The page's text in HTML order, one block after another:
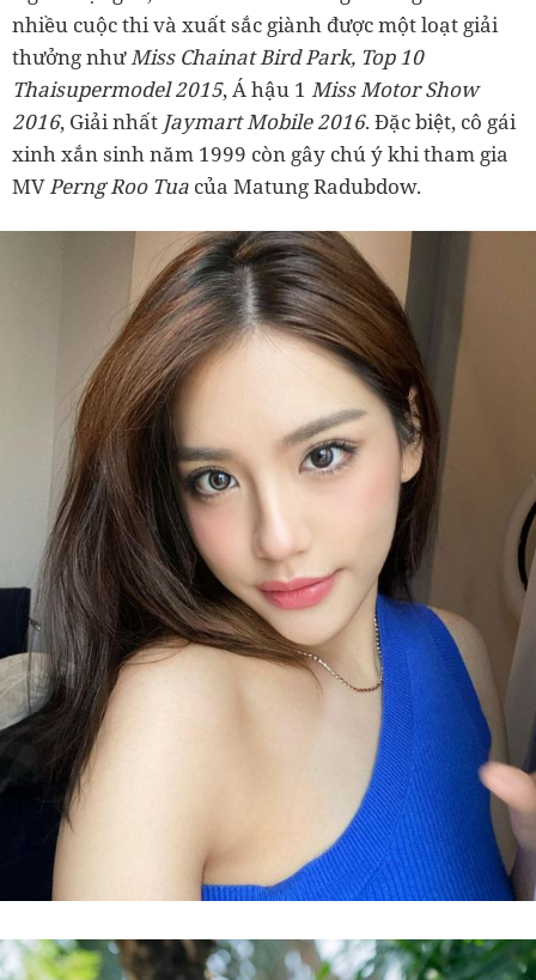
nhiều cuộc thi và xuất sắc giành được một loạt giải
thưởng nhưMiss Chainat Bird Park, Top 10
Thaisupermodel 2015, Á hậu 1 Miss Motor Show
2016, Giải nhất Jaymart Mobile 2016. Đặc biệt, cô gái
xinh xắn sinh năm 1999 còn gây chú ý khi tham gia
MVPerng Roo Tua của Matung Radubdow.